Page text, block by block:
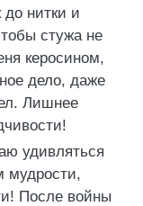
нитки и
стужа не
керосином,
дело, даже
Лишнее
удивляться
мудрости,
После войны